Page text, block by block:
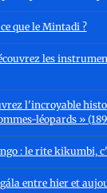
que le Mintadi ?
les
l'incroyable
léopards »
: le rite kikumbi,
entre hier et